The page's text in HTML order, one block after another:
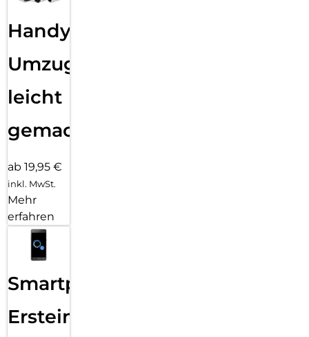
Handy
Umzug
leicht
gemacht!
ab 19,95 €
inkl. MwSt.
Mehr
erfahren
Smartphone
Ersteinrichtung